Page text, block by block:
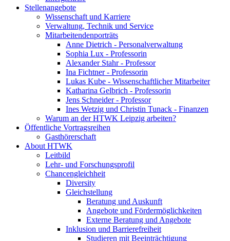
Stellenangebote
Wissenschaft und Karriere
Verwaltung, Technik und Service
Mitarbeitendenporträts
Anne Dietrich - Personalverwaltung
Sophia Lux - Professorin
Alexander Stahr - Professor
Ina Fichtner - Professorin
Lukas Kube - Wissenschaftlicher Mitarbeiter
Katharina Gelbrich - Professorin
Jens Schneider - Professor
Ines Wetzig und Christin Tunack - Finanzen
Warum an der HTWK Leipzig arbeiten?
Öffentliche Vortragsreihen
Gasthörerschaft
About HTWK
Leitbild
Lehr- und Forschungsprofil
Chancengleichheit
Diversity
Gleichstellung
Beratung und Auskunft
Angebote und Fördermöglichkeiten
Externe Beratung und Angebote
Inklusion und Barrierefreiheit
Studieren mit Beeinträchtigung